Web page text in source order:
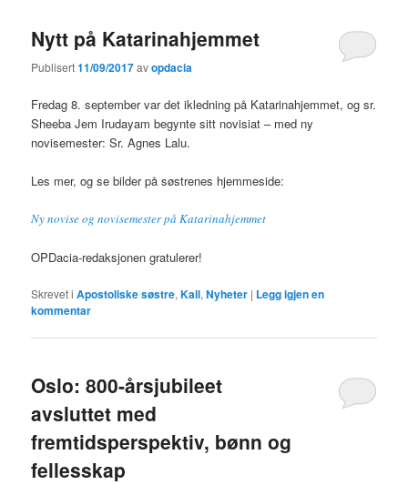
Nytt på Katarinahjemmet
Publisert11/09/2017avopdacia
Fredag 8. september var det ikledning på Katarinahjemmet, og sr.
Sheeba Jem Irudayam begynte sitt novisiat – med ny
novisemester: Sr. Agnes Lalu.
Les mer, og se bilder på søstrenes hjemmeside:
Ny novise og novisemester på Katarinahjemmet
OPDacia-redaksjonen gratulerer!
Skrevet i Apostoliske søstre,Kall,Nyheter | Legg igjen en
kommentar
Oslo: 800-årsjubileet
avsluttet med
fremtidsperspektiv, bønn og
fellesskap